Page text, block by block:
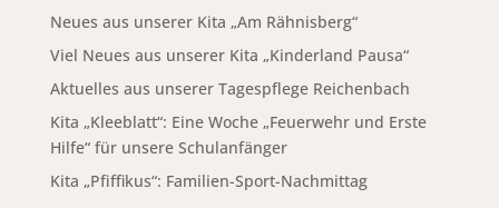
Neues aus unserer Kita „Am Rähnisberg“
Viel Neues aus unserer Kita „Kinderland Pausa“
Aktuelles aus unserer Tagespflege Reichenbach
Kita „Kleeblatt“: Eine Woche „Feuerwehr und Erste
Hilfe“ für unsere Schulanfänger
Kita „Pfiffikus“: Familien-Sport-Nachmittag